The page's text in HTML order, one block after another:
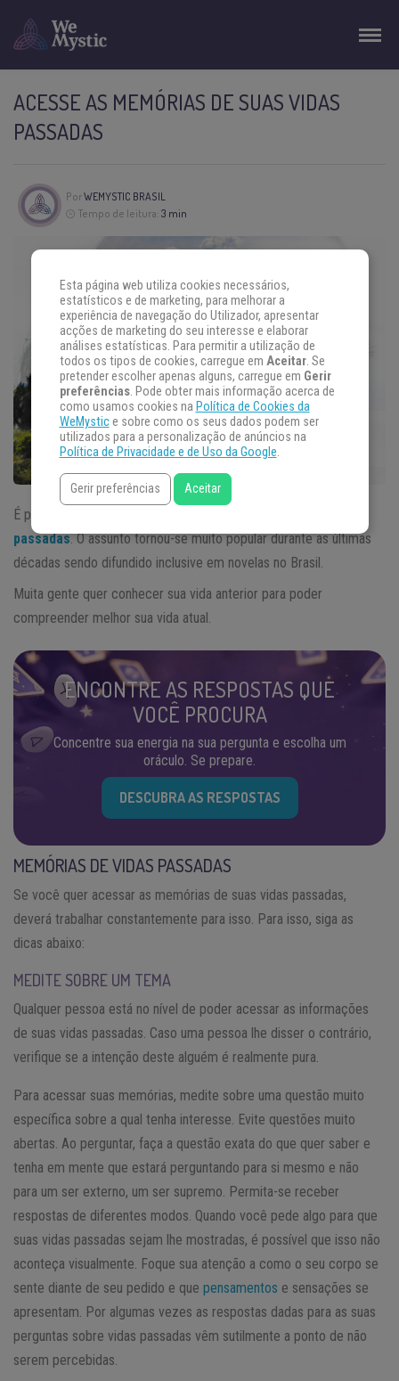
ACESSE AS MEMÓRIAS DE SUAS VIDAS
PASSADAS
PorWEMYSTIC BRASIL
Tempo de leitura: 3 min
É possível que você já tenha tido curiosidade sobre suas
passadas. O assunto tornou-se muito popular durante as últimas
décadas sendo difundido inclusive em novelas no Brasil.
Muita gente quer conhecer sua vida anterior para poder
compreender melhor sua vida atual.
ENCONTRE AS RESPOSTAS QUE
VOCÊ PROCURA
Concentre sua energia na sua pergunta e escolha um
oráculo. Se prepare.
DESCUBRA AS RESPOSTAS
MEMÓRIAS DE VIDAS PASSADAS
Se você quer acessar as memórias de suas vidas passadas,
deverá trabalhar constantemente para isso. Para isso, siga as
dicas abaixo:
MEDITE SOBRE UM TEMA
Qualquer pessoa está no nível de poder acessar as informações
de suas vidas passadas. Caso uma pessoa lhe disser o contrário,
verifique se a intenção deste alguém é realmente pura.
Para acessar suas memórias, medite sobre uma questão muito
específica sobre a qual tenha interesse. Evite questões muito
abertas. Ao perguntar, faça a questão exata do que quer saber e
tenha em mente que estará perguntando para si mesmo e não
para um ser externo, um ser supremo. Permita-se receber
respostas de diferentes modos. Quando você pede algo para que
suas vidas passadas sejam lhe mostradas, é possível que isso não
aconteça visualmente. Foque sua atenção a como o seu corpo se
sente diante de seu pedido e que pensamentos e sensações se
apresentam. Por algumas vezes as respostas dadas para as suas
perguntas sobre vidas passadas vêm sutilmente a ponto de não
serem percebidas.
Esta página web utiliza cookies necessários,
estatísticos e de marketing, para melhorar a
experiência de navegação do Utilizador, apresentar
acções de marketing do seu interesse e elaborar
análises estatísticas. Para permitir a utilização de
todos os tipos de cookies, carregue em Aceitar. Se
pretender escolher apenas alguns, carregue em Gerir
preferências. Pode obter mais informação acerca de
como usamos cookies na Política de Cookies da
WeMystice sobre como os seus dados podem ser
utilizados para a personalização de anúncios na
Política de Privacidade e de Uso da Google.
Gerir preferências Aceitar